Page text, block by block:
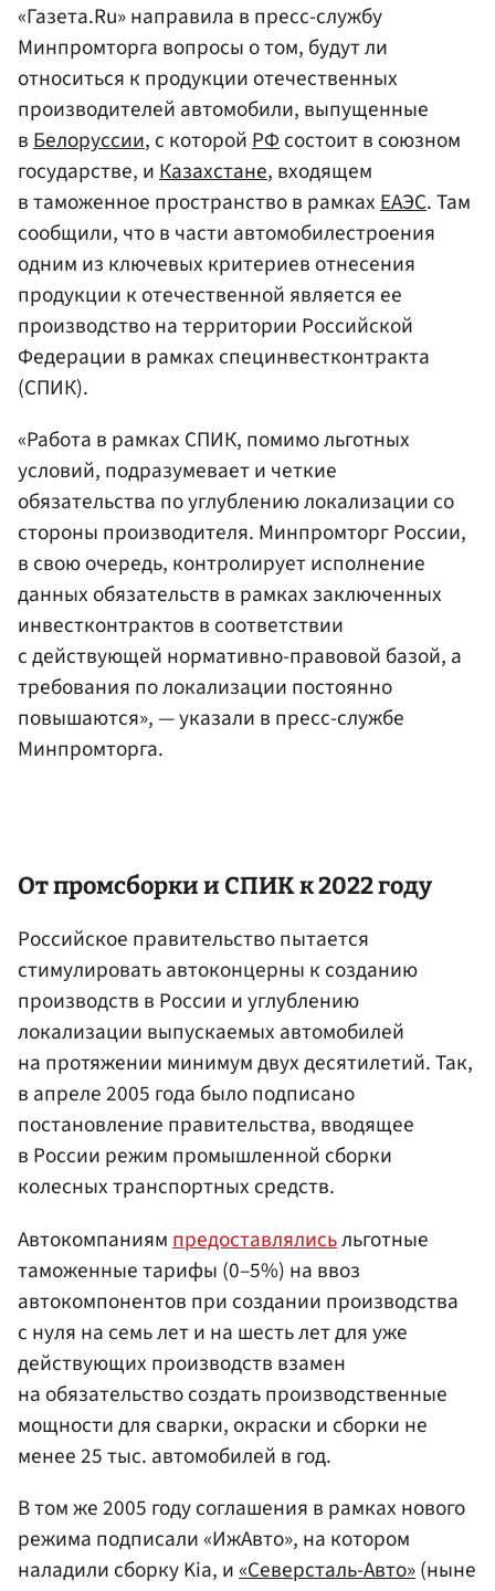
«Газета.Ru» направила в пресс-службу
Минпромторга вопросы о том, будут ли
относиться к продукции отечественных
производителей автомобили, выпущенные
вБелоруссии, с которойРФсостоит в союзном
государстве, иКазахстане, входящем
в таможенное пространство в рамкахЕАЭС. Там
сообщили, что в части автомобилестроения
одним из ключевых критериев отнесения
продукции к отечественной является ее
производство на территории Российской
Федерации в рамках специнвестконтракта
(СПИК).
«Работа в рамках СПИК, помимо льготных
условий, подразумевает и четкие
обязательства по углублению локализации со
стороны производителя. Минпромторг России,
в свою очередь, контролирует исполнение
данных обязательств в рамках заключенных
инвестконтрактов в соответствии
с действующей нормативно-правовой базой, а
требования по локализации постоянно
повышаются», — указали в пресс-службе
Минпромторга.
От промсборки и СПИК к 2022 году
Российское правительство пытается
стимулировать автоконцерны к созданию
производств в России и углублению
локализации выпускаемых автомобилей
на протяжении минимум двух десятилетий. Так,
в апреле 2005 года было подписано
постановление правительства, вводящее
в России режим промышленной сборки
колесных транспортных средств.
Автокомпаниям предоставлялисьльготные
таможенные тарифы (0–5%) на ввоз
автокомпонентов при создании производства
с нуля на семь лет и на шесть лет для уже
действующих производств взамен
на обязательство создать производственные
мощности для сварки, окраски и сборки не
менее 25 тыс. автомобилей в год.
В том же 2005 году соглашения в рамках нового
режима подписали «ИжАвто», на котором
наладили сборку Kia, и«Северсталь-Авто»(ныне